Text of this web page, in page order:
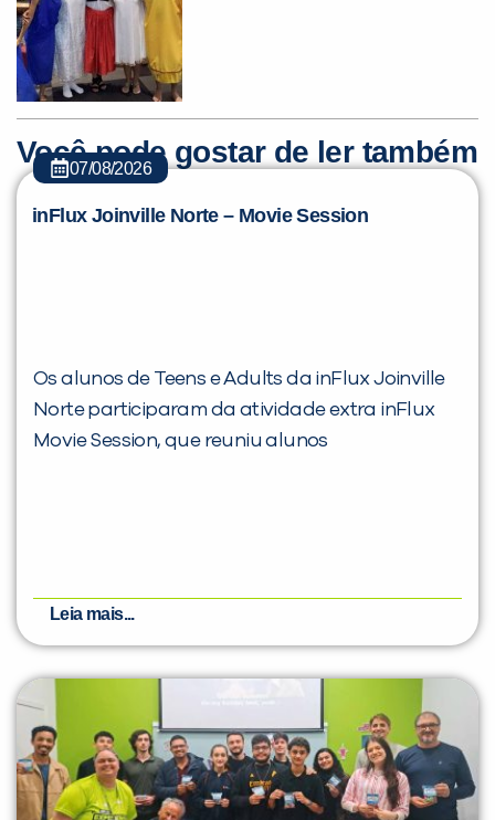
Você pode gostar de ler também
07/08/2026
inFlux Joinville Norte – Movie Session
Os alunos de Teens e Adults da inFlux Joinville
Norte participaram da atividade extra inFlux
Movie Session, que reuniu alunos
Leia mais...